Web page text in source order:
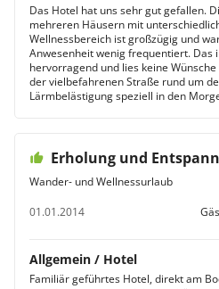
Das Hotel hat uns sehr gut gefallen.
mehreren Häusern mit
Wellnessbereich ist großzügig und
Anwesenheit wenig frequentiert. Das
hervorragend und lies keine
der vielbefahrenen Straße rund um
Lärmbelästigung speziell in den
Erholung und
Wander- und Wellnessurlaub
01.01.2014
Allgemein / Hotel
Familiär geführtes Hotel, direkt am